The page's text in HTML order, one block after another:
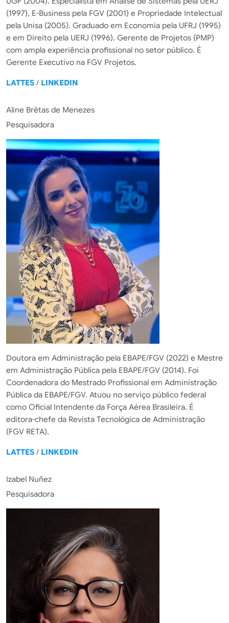
(1997), E-Business pela FGV (2001) e Propriedade Intelectual
pela Unisa (2005). Graduado em Economia pela UFRJ (1995)
e em Direito pela UERJ (1996). Gerente de Projetos (PMP)
com ampla experiência profissional no setor público. É
Gerente Executivo na FGV Projetos.
LATTES / LINKEDIN
Aline Brêtas de Menezes
Pesquisadora
Doutora em Administração pela EBAPE/FGV (2022) e Mestre
em Administração Pública pela EBAPE/FGV (2014). Foi
Coordenadora do Mestrado Profissional em Administração
Pública da EBAPE/FGV. Atuou no serviço público federal
como Oficial Intendente da Força Aérea Brasileira. É
editora-chefe da Revista Tecnológica de Administração
(FGV RETA).
LATTES / LINKEDIN
Izabel Nuñez
Pesquisadora